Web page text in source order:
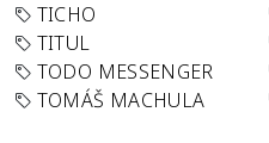
TICHO
TITUL
TODO MESSENGER
TOMÁŠ MACHULA